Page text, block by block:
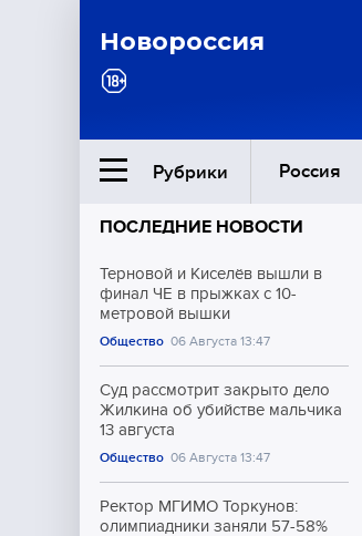
Новороссия
Рубрики Россия
Ближний Восток
Общество
Культура
ПОСЛЕДНИЕ НОВОСТИ
Терновой и Киселёв вышли в
финал ЧЕ в прыжках с 10-
метровой вышки
Общество 06 Августа 13:47
Суд рассмотрит закрыто дело
Жилкина об убийстве мальчика
13 августа
Общество 06 Августа 13:47
Ректор МГИМО Торкунов:
олимпиадники заняли 57-58%